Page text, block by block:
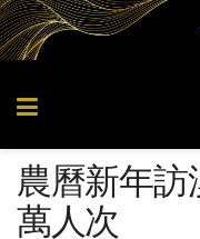
農曆新年訪
萬人次